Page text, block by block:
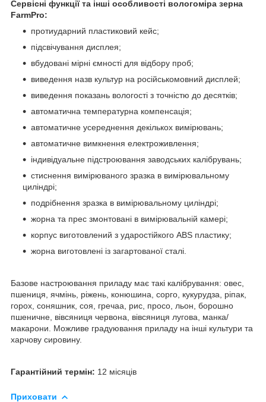
Сервісні функції та інші особливості вологоміра зерна
FarmPro:
протиударний пластиковий кейс;
підсвічування дисплея;
вбудовані мірні ємності для відбору проб;
виведення назв культур на російськомовний дисплей;
виведення показань вологості з точністю до десятків;
автоматична температурна компенсація;
автоматичне усереднення декількох вимірювань;
автоматичне вимкнення електроживлення;
індивідуальне підстроювання заводських калібрувань;
стиснення вимірюваного зразка в вимірювальному
циліндрі;
подрібнення зразка в вимірювальному циліндрі;
жорна та прес змонтовані в вимірювальній камері;
корпус виготовлений з ударостійкого ABS пластику;
жорна виготовлені із загартованої сталі.
Базове настроювання приладу має такі калібрування: овес,
пшениця, ячмінь, ріжень, конюшина, сорго, кукурудза, ріпак,
горох, соняшник, соя, гречаа, рис, просо, льон, борошно
пшеничне, вівсяниця червона, вівсяниця лугова, манка/
макарони. Можливе градуювання приладу на інші культури та
харчову сировину.
Гарантійний термін: 12 місяців
Приховати